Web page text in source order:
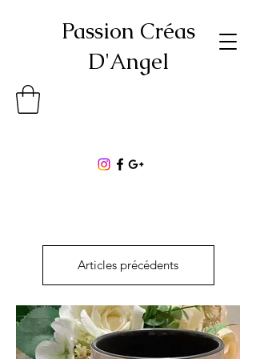
Passion Créas
D'Angel
Articles précédents